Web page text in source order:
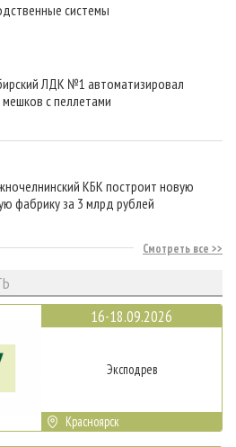
системы
ЛДК №1 автоматизировал
мешков с пеллетами
КБК построит новую
фабрику за 3 млрд рублей
Смотреть все
16-18.09.2026
Эксподрев
Красноярск